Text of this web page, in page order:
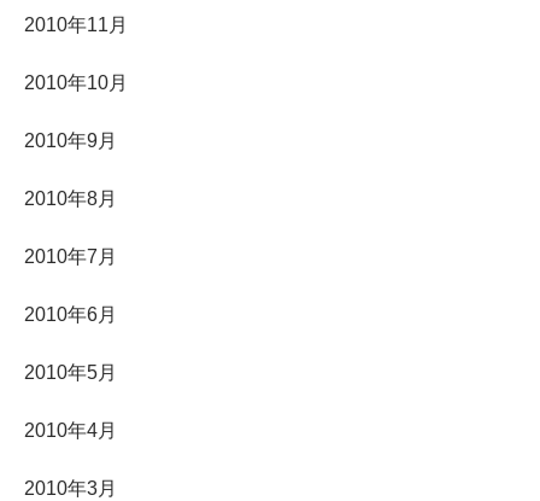
2010年11月
2010年10月
2010年9月
2010年8月
2010年7月
2010年6月
2010年5月
2010年4月
2010年3月